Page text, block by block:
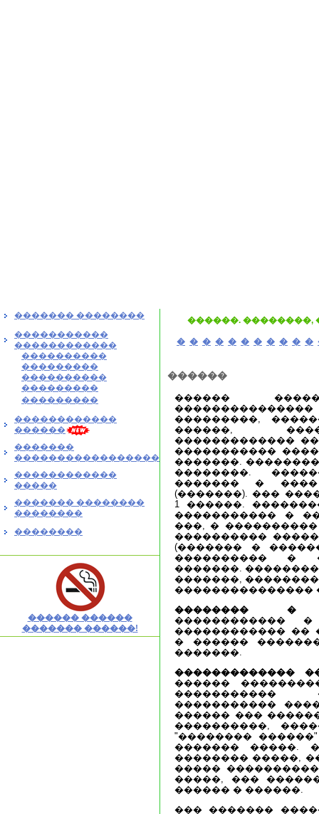
������� ��������
�����������
������������
����������
���������
����������
���������
���������
������������
������
�������
�����������������
������������
�����
������� ��������
��������
��������
������ ������
������� ������!
������. ��������,
� � � � � � � � � � �
������
������
���������,
������,
�������������
�����������
�������.
��������.
������� �
(�������). ���
1 ������.
����������� �
���, �
����������
(������� �
���������� �
�������.
�������,
���������������
�������� �
������������
������������ ��
� ������
�������.
�������������
������
�����������
�����������
������ ���
����������,
"��������
������� �����.
�������� �����,
�����
�����, ���
������ � ������.
��� �������